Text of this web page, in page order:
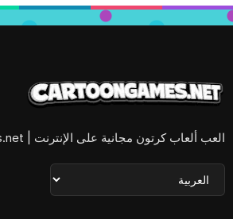
العب ألعاب كرتون مجانية على الإنترنت | CartoonGames.net